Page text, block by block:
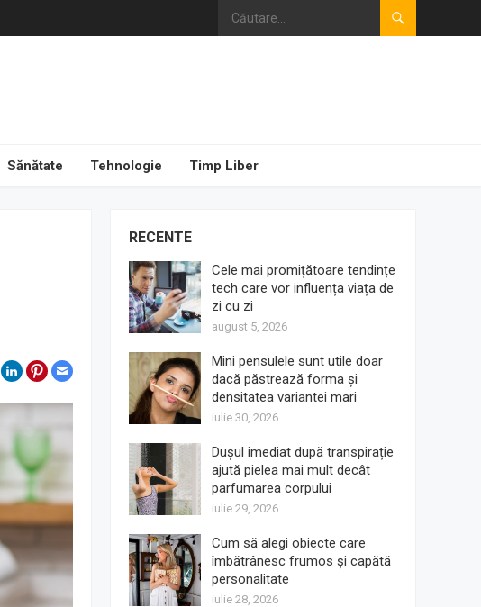
Sănătate Tehnologie Timp Liber
RECENTE
Cele mai promițătoare tendințe
tech care vor influența viața de
zi cu zi
august 5, 2026
Mini pensulele sunt utile doar
dacă păstrează forma și
densitatea variantei mari
iulie 30, 2026
Dușul imediat după transpirație
ajută pielea mai mult decât
parfumarea corpului
iulie 29, 2026
Cum să alegi obiecte care
îmbătrânesc frumos și capătă
personalitate
iulie 28, 2026